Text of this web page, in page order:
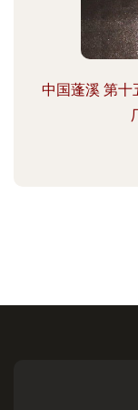
中国蓬溪 第十